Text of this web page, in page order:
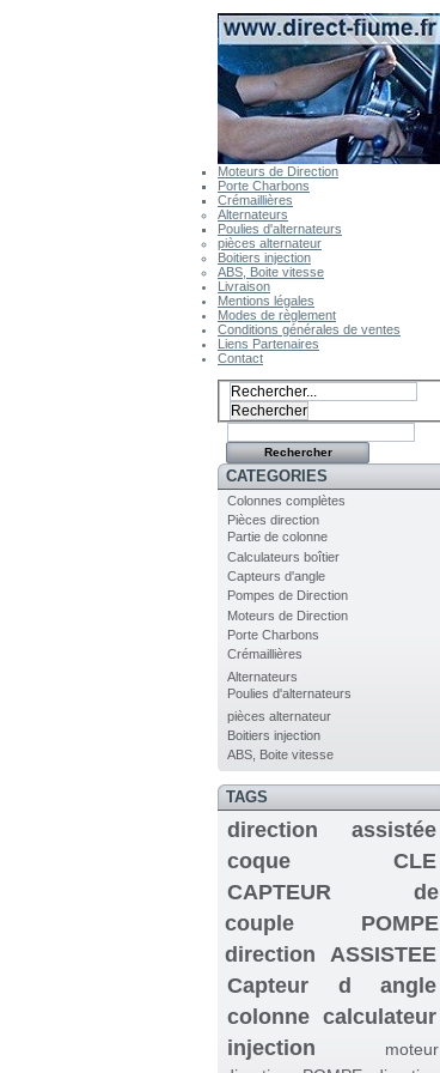
Moteurs de Direction
Porte Charbons
Crémaillières
Alternateurs
Poulies d'alternateurs
pièces alternateur
Boitiers injection
ABS, Boite vitesse
Livraison
Mentions légales
Modes de règlement
Conditions générales de ventes
Liens Partenaires
Contact
CATEGORIES
Colonnes complètes
Pièces direction
Partie de colonne
Calculateurs boîtier
Capteurs d'angle
Pompes de Direction
Moteurs de Direction
Porte Charbons
Crémaillières
Alternateurs
Poulies d'alternateurs
pièces alternateur
Boitiers injection
ABS, Boite vitesse
TAGS
direction assistée
coque CLE
CAPTEUR de
couple
POMPE
direction ASSISTEE
Capteur d angle
colonne calculateur
injection
moteur